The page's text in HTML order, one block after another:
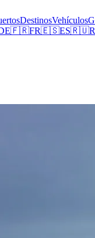
DestinosVehículos
🇫🇷FR🇪🇸ES🇷🇺